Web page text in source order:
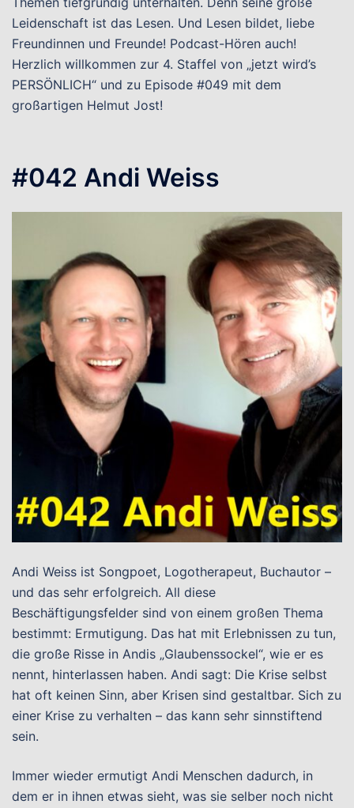
Leidenschaft ist das Lesen. Und Lesen bildet, liebe
Freundinnen und Freunde! Podcast-Hören auch!
Herzlich willkommen zur 4. Staffel von „jetzt wird’s
PERSÖNLICH“ und zu Episode #049 mit dem
großartigen Helmut Jost!
#042 Andi Weiss
Andi Weiss ist Songpoet, Logotherapeut, Buchautor –
und das sehr erfolgreich. All diese
Beschäftigungsfelder sind von einem großen Thema
bestimmt: Ermutigung. Das hat mit Erlebnissen zu tun,
die große Risse in Andis „Glaubenssockel“, wie er es
nennt, hinterlassen haben. Andi sagt: Die Krise selbst
hat oft keinen Sinn, aber Krisen sind gestaltbar. Sich zu
einer Krise zu verhalten – das kann sehr sinnstiftend
sein.
Immer wieder ermutigt Andi Menschen dadurch, in
dem er in ihnen etwas sieht, was sie selber noch nicht